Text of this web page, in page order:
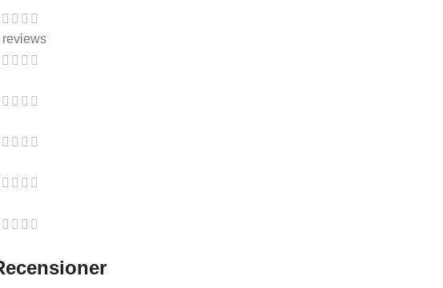
reviews